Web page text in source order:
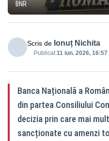
BNR
Scris de Ionuț Nichita
Publicat:11 iun. 2026, 16:57
Banca Națională a
din partea Consiliului
decizia prin care mai
sancționate cu amenzi